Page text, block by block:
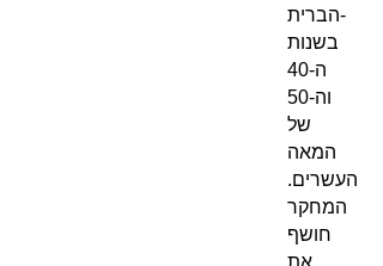
-הברית
בשנות
ה-40
וה-50
של
המאה
העשרים.
המחקר
חושף
את